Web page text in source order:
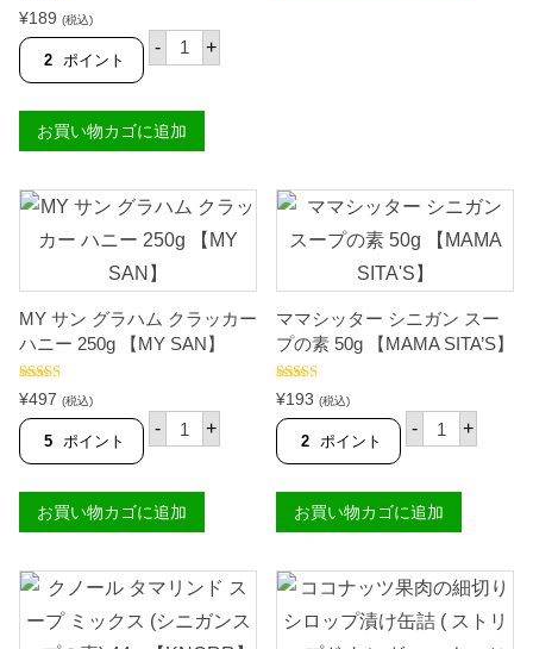
味
シ
ロ
漬
け
8
3
g
A
S
】
個
5段階中5.00
の評価
¥189 (税込)
2 ポイント
- ボ
ー
ワ
ン
(
ラ
イ
ド
コ
ナ
ッ
チ
ョ
ノ
ッ
ク
9
0
【
+
お買い物カゴに追加
ル
ク
m
l
【
A
S
A
MY サン グラハム クラッカー
ハニー 250g 【MY SAN】
5段階中
4.67 の評価
¥497 (税込)
5 ポイント
- M
グ
ラ
ハ
ク
ラ
カ
+
お買い物カゴに追加
ママシッター シニガン スー
プの素 50g 【MAMA SITA’S】
5段階中5.00
の評価
¥193 (税込)
2 ポイント
- マ
マ
タ
ー
シ
ガ
ン
ス
ー
+
お買い物カゴに追加